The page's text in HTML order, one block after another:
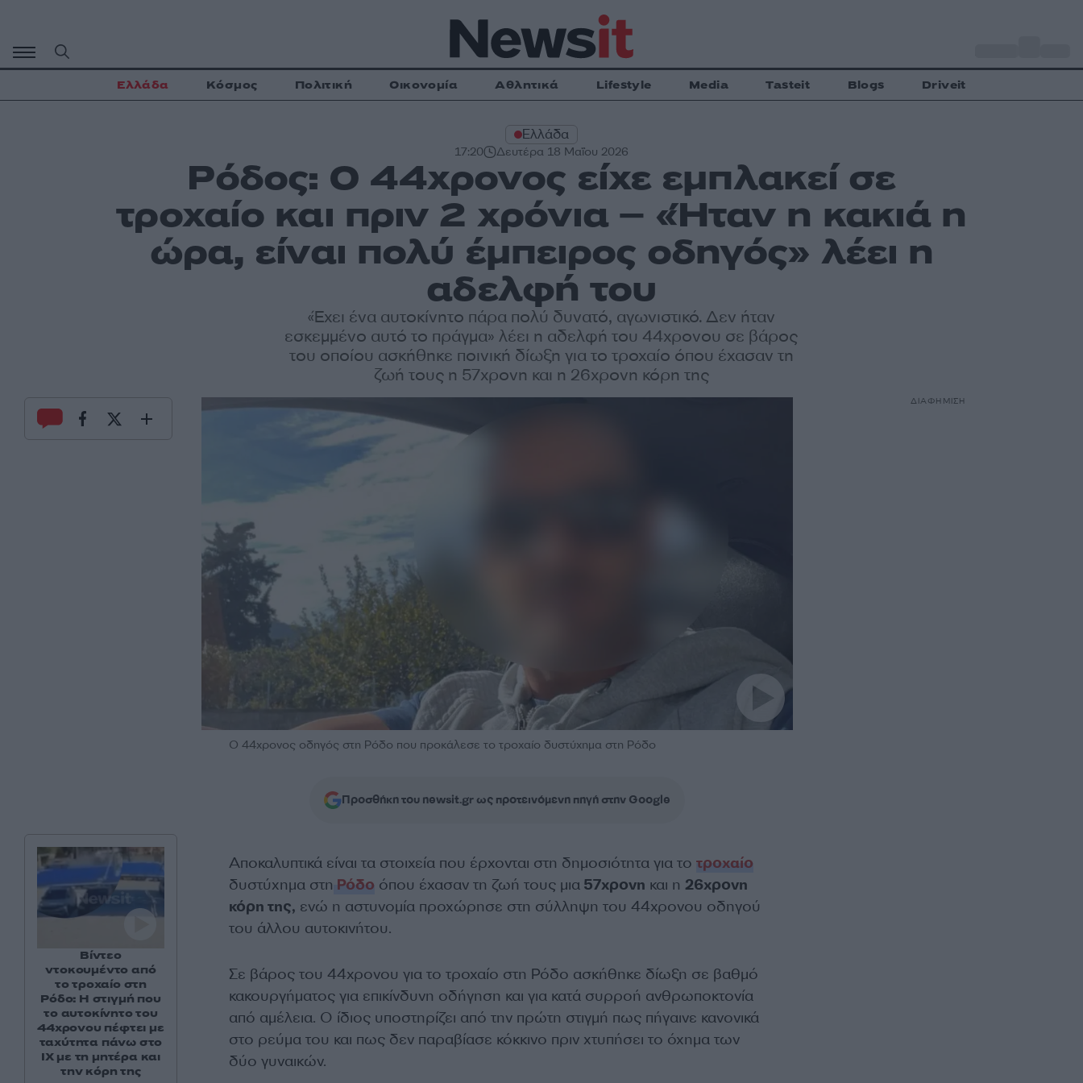
περιεχόμενο
Ελλάδα Κόσμος Πολιτική Οικονομία Αθλητικά Lifestyle Media Tasteit Blogs Driveit
Ελλάδα
17:20 Δευτέρα 18 Μαΐου 2026
Ρόδος: Ο 44χρονος είχε εμπλακεί σε
τροχαίο και πριν 2 χρόνια – «Ήταν η κακιά η
ώρα, είναι πολύ έμπειρος οδηγός» λέει η
αδελφή του
«Έχει ένα αυτοκίνητο πάρα πολύ δυνατό, αγωνιστικό. Δεν ήταν
εσκεμμένο αυτό το πράγμα» λέει η αδελφή του 44χρονου σε βάρος
του οποίου ασκήθηκε ποινική δίωξη για το τροχαίο όπου έχασαν τη
ζωή τους η 57χρονη και η 26χρονη κόρη της
Ο 44χρονος οδηγός στη Ρόδο που προκάλεσε το τροχαίο δυστύχημα στη Ρόδο
Προσθήκη του newsit.gr ως προτεινόμενη πηγή στην Google
Αποκαλυπτικά είναι τα στοιχεία που έρχονται στη δημοσιότητα για το τροχαίο
δυστύχημα στη Ρόδο όπου έχασαν τη ζωή τους μια57χρονη και η 26χρονη
κόρη της, ενώ η αστυνομία προχώρησε στη σύλληψη του 44χρονου οδηγού
του άλλου αυτοκινήτου.
Σε βάρος του 44χρονου για το τροχαίο στη Ρόδο ασκήθηκε δίωξη σε βαθμό
κακουργήματος για επικίνδυνη οδήγηση και για κατά συρροή ανθρωποκτονία
από αμέλεια. Ο ίδιος υποστηρίζει από την πρώτη στιγμή πως πήγαινε κανονικά
στο ρεύμα του και πως δεν παραβίασε κόκκινο πριν χτυπήσει το όχημα των
δύο γυναικών.
Βίντεο
ντοκουμέντο από
το τροχαίο στη
Ρόδο: Η στιγμή που
το αυτοκίνητο του
44χρονου πέφτει με
ταχύτητα πάνω στο
ΙΧ με τη μητέρα και
την κόρη της
ΔΙΑΦΗΜΙΣΗ